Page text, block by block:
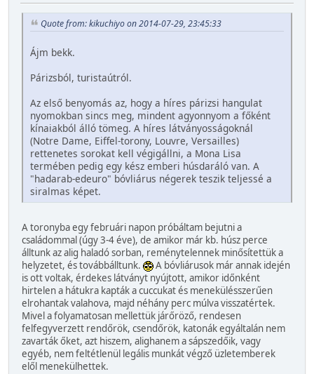
Quote from: kikuchiyo on 2014-07-29, 23:45:33
Ájm bekk.
Párizsból, turistaútról.
Az első benyomás az, hogy a híres párizsi hangulat
nyomokban sincs meg, mindent agyonnyom a főként
kínaiakból álló tömeg. A híres látványosságoknál
(Notre Dame, Eiffel-torony, Louvre, Versailles)
rettenetes sorokat kell végigállni, a Mona Lisa
termében pedig egy kész emberi húsdaráló van. A
"hadarab-edeuro" bóvliárus négerek teszik teljessé a
siralmas képet.
A toronyba egy februári napon próbáltam bejutni a
családommal (úgy 3-4 éve), de amikor már kb. húsz perce
álltunk az alig haladó sorban, reménytelennek minősítettük a
helyzetet, és továbbálltunk.
A bóvliárusok már annak idején
is ott voltak, érdekes látványt nyújtott, amikor időnként
hirtelen a hátukra kapták a cuccukat és menekülésszerűen
elrohantak valahova, majd néhány perc múlva visszatértek.
Mivel a folyamatosan mellettük járőröző, rendesen
felfegyverzett rendőrök, csendőrök, katonák egyáltalán nem
zavarták őket, azt hiszem, alighanem a sápszedőik, vagy
egyéb, nem feltétlenül legális munkát végző üzletemberek
elől menekülhettek.